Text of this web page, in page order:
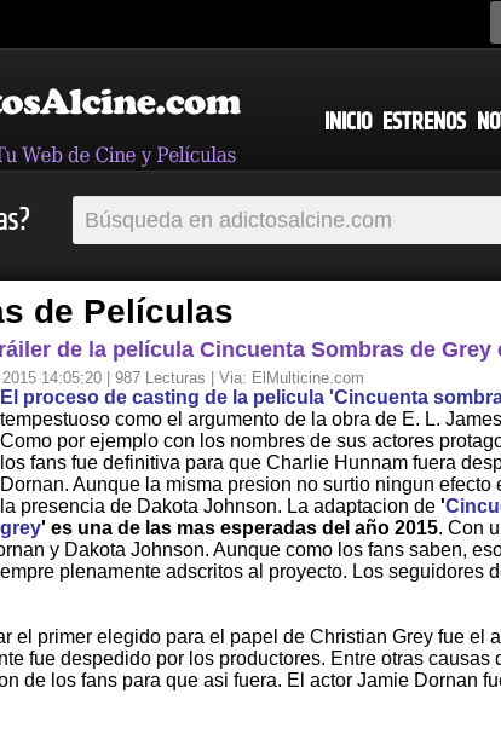
INICIO ESTRENOS
de Películas
de la película Cincuenta Sombras de Grey
14:05:20 | 987 Lecturas | Via: ElMulticine.com
El proceso de casting de la pelicula 'Cincuenta
tempestuoso como el argumento de la obra de E. L.
Como por ejemplo con los nombres de sus actores
los fans fue definitiva para que Charlie Hunnam fuera
Dornan. Aunque la misma presion no surtio ningun efecto
la presencia de Dakota Johnson. La adaptacion de '
grey' es una de las mas esperadas del año 2015. Con
y Dakota Johnson. Aunque como los fans saben,
plenamente adscritos al proyecto. Los seguidores
el primer elegido para el papel de Christian Grey fue el
fue despedido por los productores. Entre otras causas
de los fans para que asi fuera. El actor Jamie Dornan